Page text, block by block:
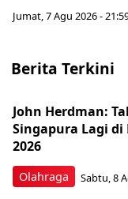
Jumat, 7 Agu 2026 -
Berita Terkini
Olahraga
John Herdman:
Singapura Lagi di
2026
Sabtu, 8